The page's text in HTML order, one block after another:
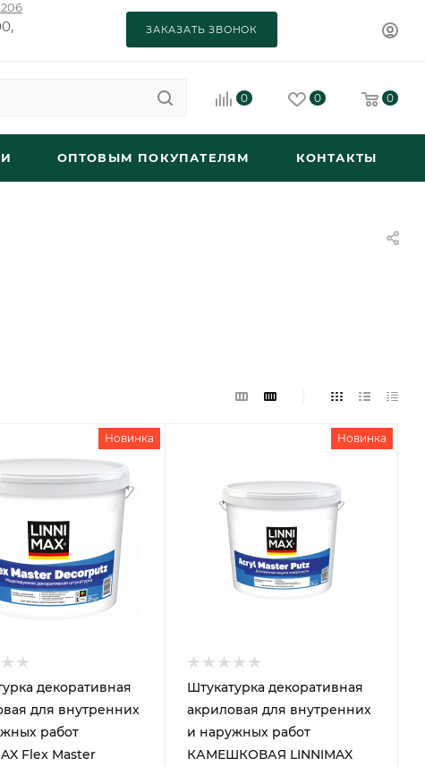
ЗАКАЗАТЬ ЗВОНОК
0 0 0
ОПТОВЫМ ПОКУПАТЕЛЯМ КОНТАКТЫ
Новинка
декоративная
для внутренних
работ
Flex Master
Новинка
Штукатурка декоративная
акриловая для внутренних
и наружных работ
КАМЕШКОВАЯ LINNIMAX